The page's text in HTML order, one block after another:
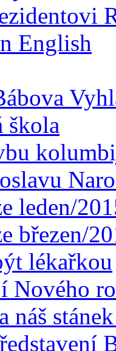
English
škola
leden/
březen/
lékařkou
Nového
náš